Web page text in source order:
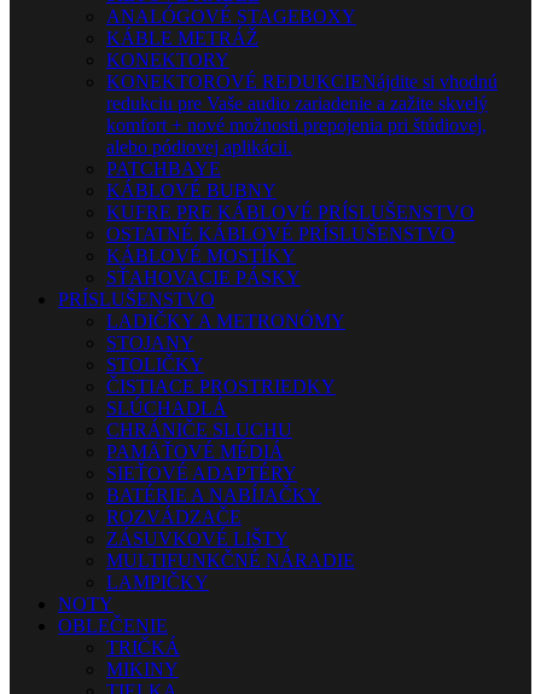
ANALÓGOVÉ STAGEBOXY
KÁBLE METRÁŽ
KONEKTORY
KONEKTOROVÉ REDUKCIENájdite si vhodnú
redukciu pre Vaše audio zariadenie a zažite skvelý
komfort + nové možnosti prepojenia pri štúdiovej,
alebo pódiovej aplikácii.
PATCHBAYE
KÁBLOVÉ BUBNY
KUFRE PRE KÁBLOVÉ PRÍSLUŠENSTVO
OSTATNÉ KÁBLOVÉ PRÍSLUŠENSTVO
KÁBLOVÉ MOSTÍKY
SŤAHOVACIE PÁSKY
PRÍSLUŠENSTVO
LADIČKY A METRONÓMY
STOJANY
STOLIČKY
ČISTIACE PROSTRIEDKY
SLÚCHADLÁ
CHRÁNIČE SLUCHU
PAMÄŤOVÉ MÉDIÁ
SIEŤOVÉ ADAPTÉRY
BATÉRIE A NABÍJAČKY
ROZVÁDZAČE
ZÁSUVKOVÉ LIŠTY
MULTIFUNKČNÉ NÁRADIE
LAMPIČKY
NOTY
OBLEČENIE
TRIČKÁ
MIKINY